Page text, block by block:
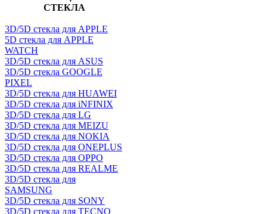
СТЕКЛА
3D/5D стекла для APPLE
5D стекла для APPLE
WATCH
3D/5D стекла для ASUS
3D/5D стекла GOOGLE
PIXEL
3D/5D стекла для HUAWEI
3D/5D стекла для iNFINIX
3D/5D стекла для LG
3D/5D стекла для MEIZU
3D/5D стекла для NOKIA
3D/5D стекла для ONEPLUS
3D/5D стекла для OPPO
3D/5D стекла для REALME
3D/5D стекла для
SAMSUNG
3D/5D стекла для SONY
3D/5D стекла для TECNO